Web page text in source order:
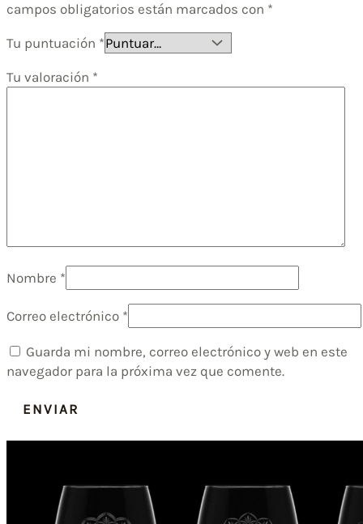
campos obligatorios están marcados con *
Tu puntuación *
Tu valoración *
Nombre *
Correo electrónico *
Guarda mi nombre, correo electrónico y web en este
navegador para la próxima vez que comente.